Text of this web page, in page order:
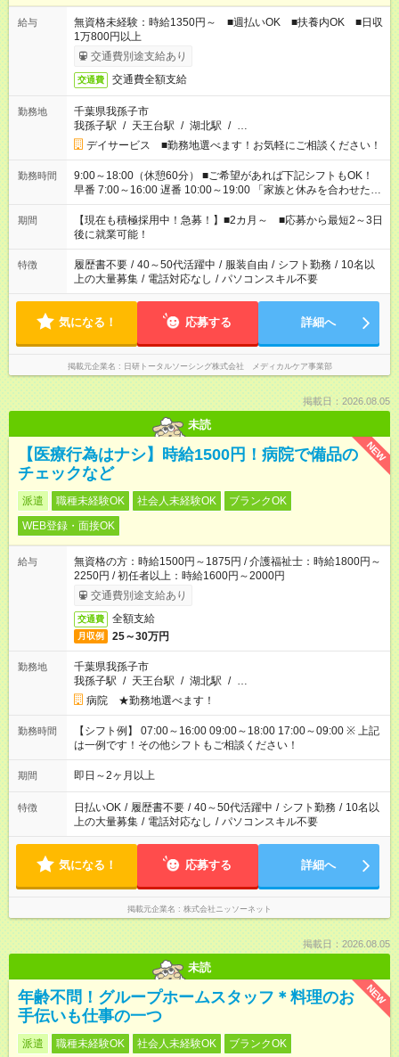
給与
無資格未経験：時給1350円～ ■週払いOK ■扶養内OK ■日収
1万800円以上
交通費別途支給あり
交通費 交通費全額支給
勤務地
千葉県我孫子市
我孫子駅 / 天王台駅 / 湖北駅 / …
デイサービス ■勤務地選べます！お気軽にご相談ください！
勤務時間
9:00～18:00（休憩60分） ■ご希望があれば下記シフトもOK！
早番 7:00～16:00 遅番 10:00～19:00 「家族と休みを合わせた
い」 「余裕を持って夕飯の準備がしたい」 「できれば残業はし
たくない」 など、ご希望を教えてくださいね。 ※Wワーク希望
の方へ 今ご覧のお仕事で希望する勤務時間と、もう1つのお仕事
の勤務時間。 合計で週40時間を超える場合は応募できません。
期間
【現在も積極採用中！急募！】■2カ月～ ■応募から最短2～3日
後に就業可能！
特徴 履歴書不要 / 40～50代活躍中 / 服装自由 / シフト勤務 / 10名以
上の大量募集 / 電話対応なし / パソコンスキル不要
気になる！ 応募する 詳細へ
掲載元企業名 日研トータルソーシング株式会社 メディカルケア事業部
掲載日：2026.08.05
未読
NEW
【医療行為はナシ】時給1500円！病院で備品の
チェックなど
派遣 職種未経験OK 社会人未経験OK
ブランクOK
WEB登録・面接OK
給与
無資格の方：時給1500円～1875円 / 介護福祉士：時給1800円～
2250円 / 初任者以上：時給1600円～2000円
交通費別途支給あり
交通費 全額支給
月収例 25～30万円
勤務地
千葉県我孫子市
我孫子駅 / 天王台駅 / 湖北駅 / …
病院 ★勤務地選べます！
勤務時間
【シフト例】 07:00～16:00 09:00～18:00 17:00～09:00 ※ 上記
は一例です！その他シフトもご相談ください！
期間 即日～2ヶ月以上
特徴 日払いOK / 履歴書不要 / 40～50代活躍中 / シフト勤務 / 10名以
上の大量募集 / 電話対応なし / パソコンスキル不要
気になる！ 応募する 詳細へ
掲載元企業名 株式会社ニッソーネット
掲載日：2026.08.05
未読
NEW
年齢不問！グループホームスタッフ＊料理のお
手伝いも仕事の一つ
派遣 職種未経験OK 社会人未経験OK ブランクOK